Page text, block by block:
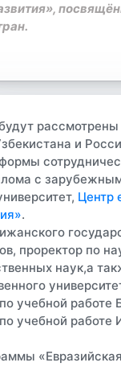
и
с
Центр
.
проректор по
наук,а
учебной работе
учебной